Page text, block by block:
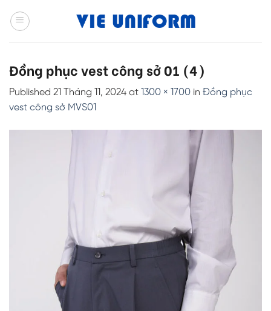
Đồng phục vest công sở 01 (4)
Published 21 Tháng 11, 2024 at 1300 × 1700 in Đồng phục
vest công sở MVS01